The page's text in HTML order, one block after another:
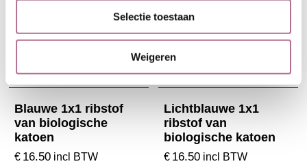
Selectie toestaan
Weigeren
Blauwe 1x1 ribstof
van biologische
katoen
€ 16.50 incl BTW
Lichtblauwe 1x1
ribstof van
biologische katoen
€ 16.50 incl BTW